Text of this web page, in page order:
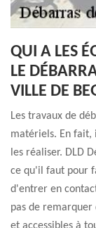
QUI A LES
LE
VILLE DE
Les travaux de
matériels. En fait,
les réaliser. DLD
ce qu'il faut pour
d'entrer en
pas de